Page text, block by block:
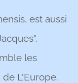
est aussi
les
L'Europe.